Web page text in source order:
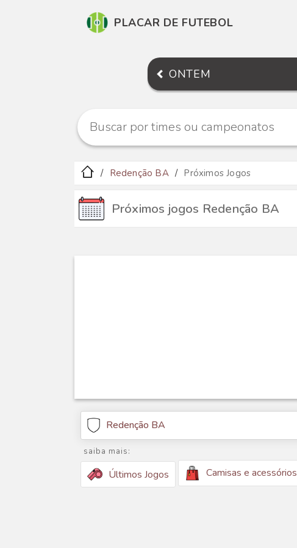
PLACAR DE FUTEBOL
ONTEM
Redenção BA Próximos Jogos
Próximos jogos Redenção BA
Redenção BA
saiba mais:
Últimos Jogos Camisas e acessórios